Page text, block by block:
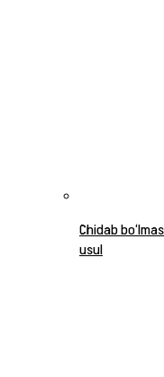
Chidab
usul